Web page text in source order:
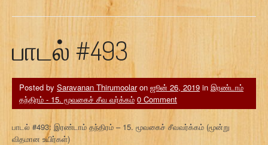
பாடல் #493
Posted by Saravanan Thirumoolaron ஜூன் 26, 2019 in இரண்டாம்
தந்திரம் - 15. மூவகைச் சீவ வர்க்கம் 0 Comment
பாடல் #493: இரண்டாம் தந்திரம் – 15. மூவகைச் சீவவர்க்கம் (மூன்று
விதமான உயிர்கள்)